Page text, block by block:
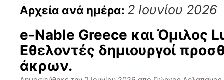
Αρχεία ανά ημέρα: 2 Ιουνίου 2026
e-Nable Greece και Όμιλος
Εθελοντές δημιουργοί
άκρων.